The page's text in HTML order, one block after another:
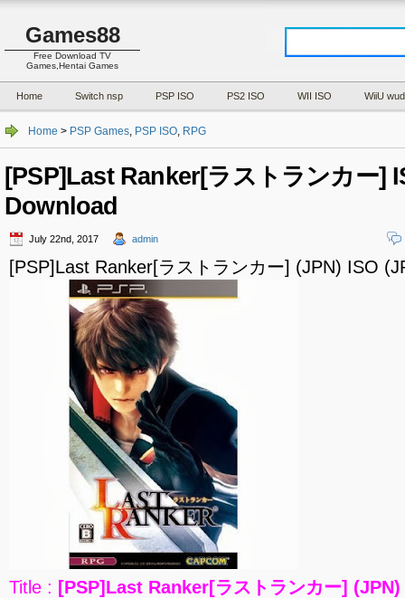
Games88
Free Download TV
Games,Hentai Games
Home Switch nsp PSP ISO PS2 ISO WII ISO WiiU wud
Home > PSP Games, PSP ISO, RPG
[PSP]Last Ranker[ラストランカー]
Download
July 22nd, 2017 admin
[PSP]Last Ranker[ラストランカー] (JPN) ISO
Title : [PSP]Last Ranker[ラストランカー] (JPN)